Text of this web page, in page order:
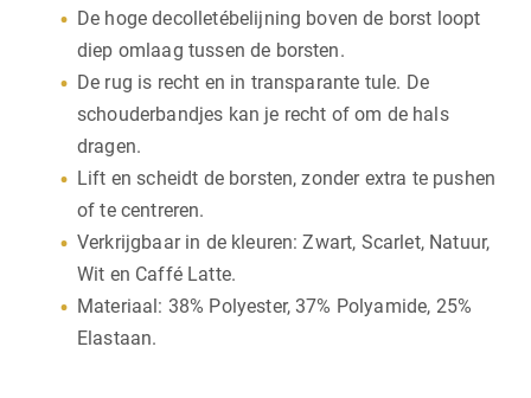
De hoge decolletébelijning boven de borst loopt
diep omlaag tussen de borsten.
De rug is recht en in transparante tule. De
schouderbandjes kan je recht of om de hals
dragen.
Lift en scheidt de borsten, zonder extra te pushen
of te centreren.
Verkrijgbaar in de kleuren: Zwart, Scarlet, Natuur,
Wit en Caffé Latte.
Materiaal: 38% Polyester, 37% Polyamide, 25%
Elastaan.